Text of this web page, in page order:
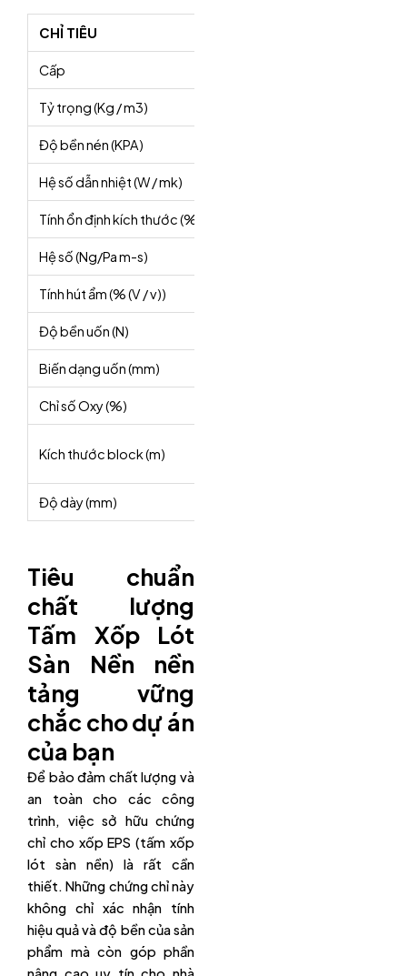
CHỈ TIÊU
Cấp
Tỷ trọng (Kg / m3)
Độ bền nén (KPA)
Hệ số dẫn nhiệt (W / mk)
Tính ổn định kích thước (%)
Hệ số (Ng/Pa m-s)
Tính hút ẩm (% (V / v))
Độ bền uốn (N)
Biến dạng uốn (mm)
Chỉ số Oxy (%)
Kích thước block (m)
Độ dày (mm)
Tiêu chuẩn
chất lượng
Tấm Xốp Lót
Sàn Nền nền
tảng vững
chắc cho dự án
của bạn
Để bảo đảm chất lượng và
an toàn cho các công
trình, việc sở hữu chứng
chỉ cho xốp EPS (tấm xốp
lót sàn nền) là rất cần
thiết. Những chứng chỉ này
không chỉ xác nhận tính
hiệu quả và độ bền của sản
phẩm mà còn góp phần